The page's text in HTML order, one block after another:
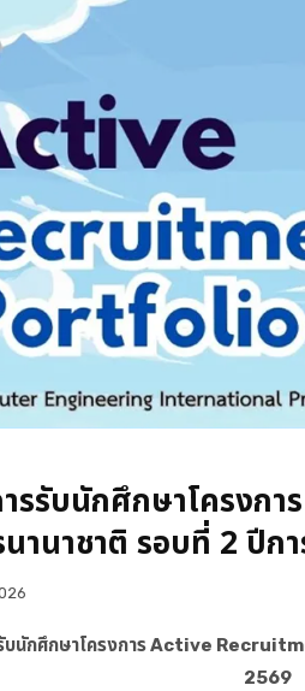
รรับนักศึกษาโครงก
านาชาติ รอบที่ 2 ปีก
บนักศึกษาโครงการ Active
2569